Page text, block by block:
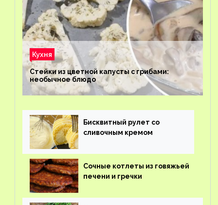
Кухня
Стейки из цветной капусты с грибами:
необычное блюдо
Бисквитный рулет со
сливочным кремом
Сочные котлеты из говяжьей
печени и гречки